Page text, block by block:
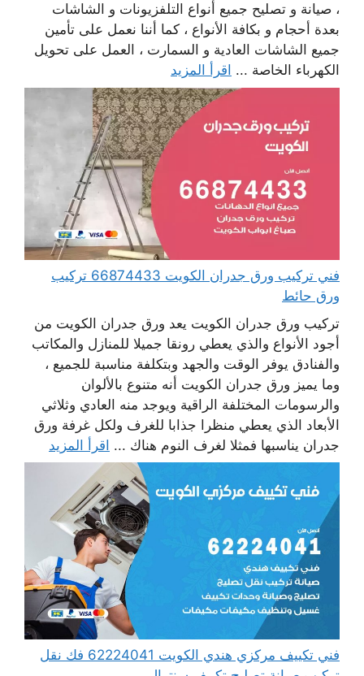
، صيانة و تصليح جميع أنواع التلفزيونات و الشاشات
بعدة أحجام و بكافة الأنواع ، كما أننا نعمل على تأمين
جميع الشاشات العادية و السمارت ، العمل على تحويل
الكهرباء الخاصة ... اقرأ المزيد
فني تركيب ورق جدران الكويت 66874433 تركيب
ورق حائط
تركيب ورق جدران الكويت يعد ورق جدران الكويت من
أجود الأنواع والذي يعطي رونقا جميلا للمنازل والمكاتب
والفنادق يوفر الوقت والجهد وبتكلفة مناسبة للجميع ،
وما يميز ورق جدران الكويت أنه متنوع بالألوان
والرسومات المختلفة الراقية ويوجد منه العادي وثلاثي
الأبعاد الذي يعطي منظرا جذابا للغرف ولكل غرفة ورق
جدران يناسبها فمثلا لغرف النوم هناك ... اقرأ المزيد
فني تكييف مركزي هندي الكويت 62224041 فك نقل